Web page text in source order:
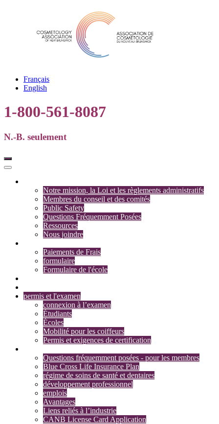
Français
English
1-800-561-8087
N.-B. seulement
Notre mission, la Loi et les règlements administratifs
Membres du conseil et des comités
Public Safety
Questions Fréquemment Posées
Ressources
Nous joindre
Paiements de Frais
formulaire
Formulaire de l'école
permis et l'examen
connexion à l’examen
Étudiants
Écoles
Mobilité pour les coiffeurs
Permis et exigences de certification
Questions fréquemment posées - pour les membres
Blue Cross Life Insurance Plan
régime de soins de santé et dentaires
développement professionnel
emplois
Avantages
Liens reliés à l’industrie
CANB License Card Application